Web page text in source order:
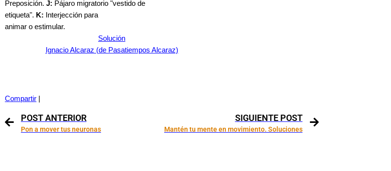
Preposición. J: Pájaro migratorio "vestido de
etiqueta". K: Interjección para
animar o estimular.
Solución
Ignacio Alcaraz (de Pasatiempos Alcaraz)
Compartir
POST ANTERIOR
Pon a mover tus neuronas
SIGUIENTE POST
Mantén tu mente en movimiento. Soluciones